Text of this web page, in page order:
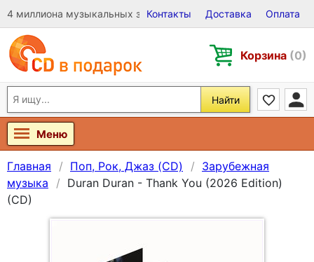
4 миллиона музыкальных записей на Виниле, CD и DVD
Контакты Доставка Оплата
Корзина (0)
Найти
Меню
Главная Поп, Рок, Джаз (CD)
Зарубежная
музыка
Duran Duran - Thank You (2026 Edition)
(CD)